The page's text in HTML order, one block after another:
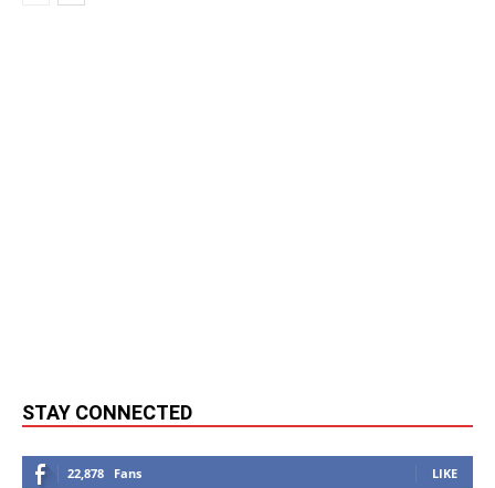
STAY CONNECTED
22,878 Fans LIKE